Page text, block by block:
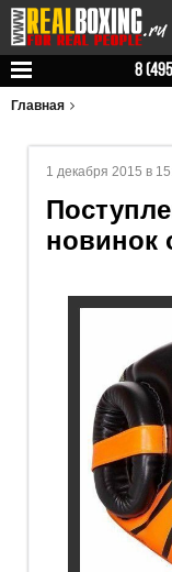
8
Главная
1 декабря 2015 в
новинок